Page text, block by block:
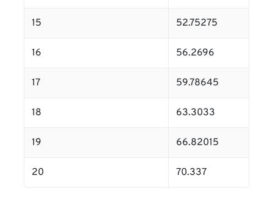
15 52.75275
16 56.2696
17 59.78645
18 63.3033
19 66.82015
20 70.337